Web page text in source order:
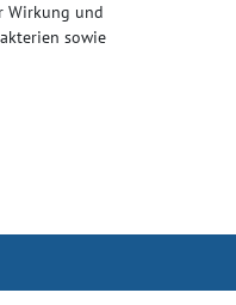
Wirkung und
sowie